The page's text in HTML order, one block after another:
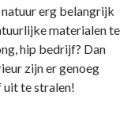
natuur erg belangrijk
materialen te
hip bedrijf? Dan
zijn er genoeg
uit te stralen!